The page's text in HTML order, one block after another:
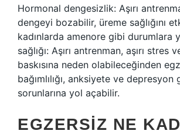
Hormonal dengesizlik: Aşırı
dengeyi bozabilir, üreme sağlığını
kadınlarda amenore gibi durumlara
sağlığı: Aşırı antrenman, aşırı stres
baskısına neden olabileceğinden
bağımlılığı, anksiyete ve depresyon
sorunlarına yol açabilir.
EGZERSIZ NE